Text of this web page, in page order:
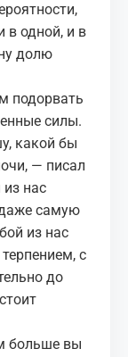
одной, и в
долю
подорвать
силы.
какой бы
— писал
нас
самую
из нас
с
до
больше вы